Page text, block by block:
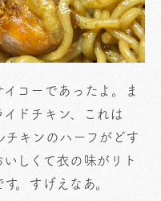
コーであったよ。ま
ドチキン、これは
チキンのハーフがどす
しくて衣の味がリト
。すげえなあ。